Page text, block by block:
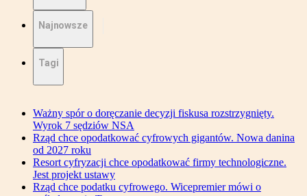
Najnowsze
Tagi
Ważny spór o doręczanie decyzji fiskusa rozstrzygnięty.
Wyrok 7 sędziów NSA
Rząd chce opodatkować cyfrowych gigantów. Nowa danina
od 2027 roku
Resort cyfryzacji chce opodatkować firmy technologiczne.
Jest projekt ustawy
Rząd chce podatku cyfrowego. Wicepremier mówi o